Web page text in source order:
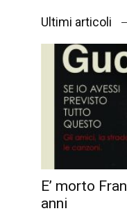
Ultimi articoli
E’ morto
anni